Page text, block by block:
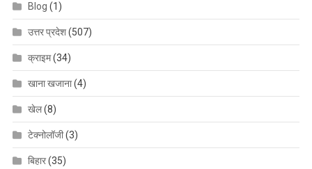
Blog (1)
उत्तर प्रदेश(507)
क्राइम(34)
खाना खजाना(4)
खेल(8)
टेक्नोलॉजी(3)
बिहार(35)